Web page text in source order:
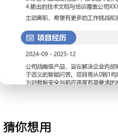
相关学习资料与工具链落
迭代慢、故障影响范围大
间异步通信与事件溯源机
测验证架构稳定性，使得
3.团队协作：建立五人后端
小组的代码缺陷率下降
猜你想用